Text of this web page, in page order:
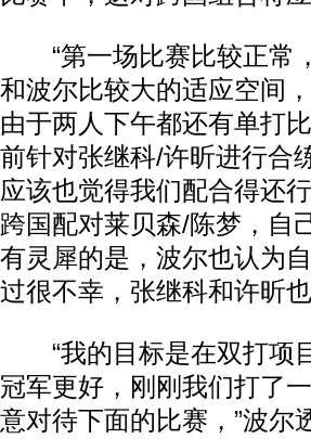
“第一场比赛比较正常
和波尔比较大的适应空间
由于两人下午都还有单打
前针对张继科/许昕进行合
应该也觉得我们配合得还
跨国配对莱贝森/陈梦，自
有灵犀的是，波尔也认为
过很不幸，张继科和许昕
“我的目标是在双打项
冠军更好，刚刚我们打了
意对待下面的比赛，”波尔